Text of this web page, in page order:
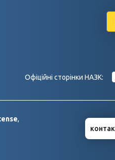
Офіційні сторінки НАЗК:
,